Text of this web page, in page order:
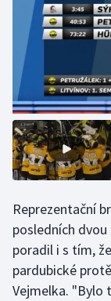
Olympijské hry
Plavání
Plážový
Ragby
Rychlobruslení
Rychlostní
Short track
Reprezentační
posledních
poradil i s tím,
pardubické
Vejmelka. "Bylo